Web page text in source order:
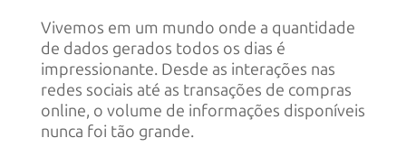
Vivemos em um mundo onde a quantidade
de dados gerados todos os dias é
impressionante. Desde as interações nas
redes sociais até as transações de compras
online, o volume de informações disponíveis
nunca foi tão grande.